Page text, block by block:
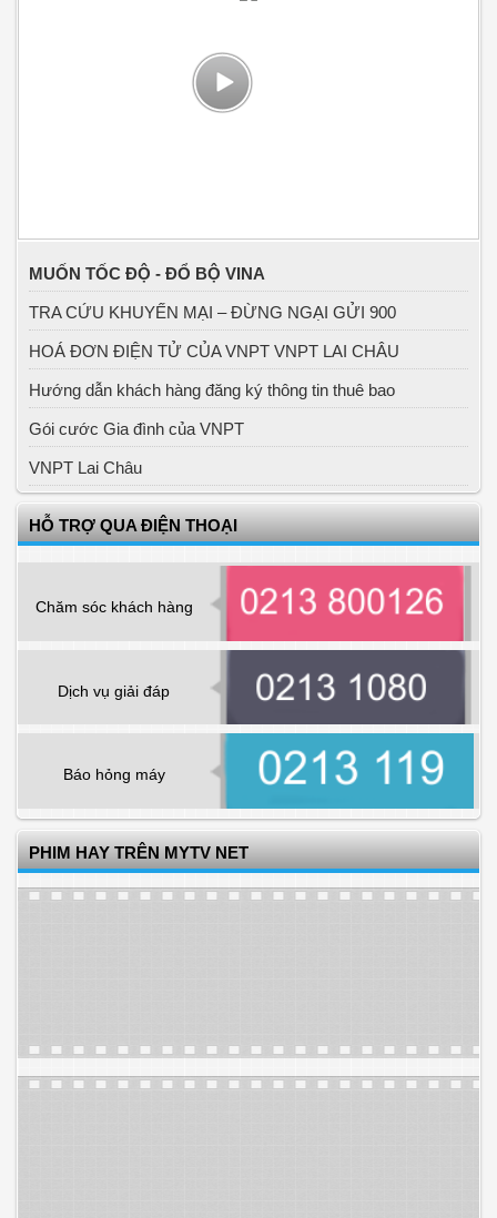
MUỐN TỐC ĐỘ - ĐỔ BỘ VINA
TRA CỨU KHUYẾN MẠI – ĐỪNG NGẠI GỬI 900
HOÁ ĐƠN ĐIỆN TỬ CỦA VNPT VNPT LAI CHÂU
Hướng dẫn khách hàng đăng ký thông tin thuê bao
Gói cước Gia đình của VNPT
VNPT Lai Châu
HỖ TRỢ QUA ĐIỆN THOẠI
Chăm sóc khách hàng
Dịch vụ giải đáp
Báo hỏng máy
PHIM HAY TRÊN MYTV NET